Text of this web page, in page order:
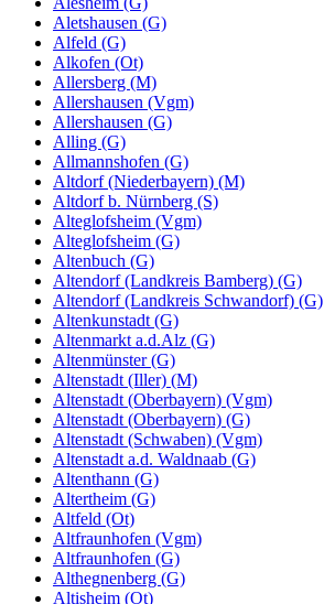
Aletshausen (G)
Alfeld (G)
Alkofen (Ot)
Allersberg (M)
Allershausen (Vgm)
Allershausen (G)
Alling (G)
Allmannshofen (G)
Altdorf (Niederbayern) (M)
Altdorf b. Nürnberg (S)
Alteglofsheim (Vgm)
Alteglofsheim (G)
Altenbuch (G)
Altendorf (Landkreis Bamberg) (G)
Altendorf (Landkreis Schwandorf) (G)
Altenkunstadt (G)
Altenmarkt a.d.Alz (G)
Altenmünster (G)
Altenstadt (Iller) (M)
Altenstadt (Oberbayern) (Vgm)
Altenstadt (Oberbayern) (G)
Altenstadt (Schwaben) (Vgm)
Altenstadt a.d. Waldnaab (G)
Altenthann (G)
Altertheim (G)
Altfeld (Ot)
Altfraunhofen (Vgm)
Altfraunhofen (G)
Althegnenberg (G)
Altisheim (Ot)